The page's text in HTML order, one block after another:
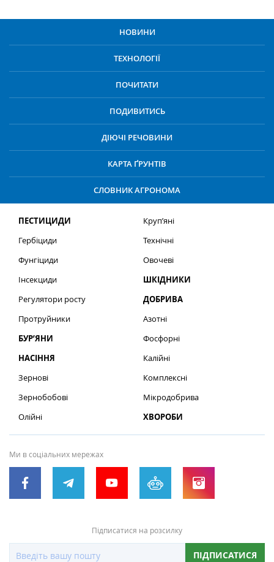
НОВИНИ
ТЕХНОЛОГІЇ
ПОЧИТАТИ
ПОДИВИТИСЬ
ДІЮЧІ РЕЧОВИНИ
КАРТА ҐРУНТІВ
СЛОВНИК АГРОНОМА
ПЕСТИЦИДИ
Гербіциди
Фунгіциди
Інсекциди
Регулятори росту
Протруйники
БУР’ЯНИ
НАСІННЯ
Зернові
Зернобобові
Олійні
Круп’яні
Технічні
Овочеві
ШКІДНИКИ
ДОБРИВА
Азотні
Фосфорні
Калійні
Комплексні
Мікродобрива
ХВОРОБИ
Ми в соціальних мережах
Підписатися на розсилку
ПІДПИСАТИСЯ